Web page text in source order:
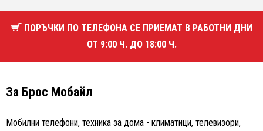
ПОРЪЧКИ ПО ТЕЛЕФОНА СЕ ПРИЕМАТ В РАБОТНИ ДНИ
ОТ 9:00 Ч. ДО 18:00 Ч.
За Брос Мобайл
Мобилни телефони, техника за дома - климатици, телевизори,